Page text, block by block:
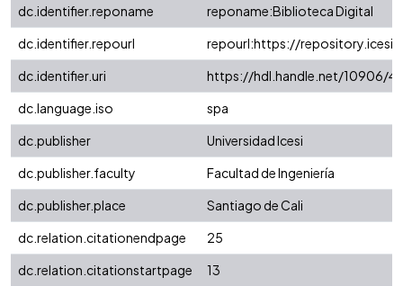
dc.identifier.reponame
reponame:Biblioteca Digital
dc.identifier.repourl
repourl:https://
dc.identifier.uri
https://hdl.handle.net/10906/
dc.language.iso
spa
dc.publisher
Universidad Icesi
dc.publisher.faculty
Facultad de Ingeniería
dc.publisher.place
Santiago de Cali
dc.relation.citationendpage
25
dc.relation.citationstartpage
13